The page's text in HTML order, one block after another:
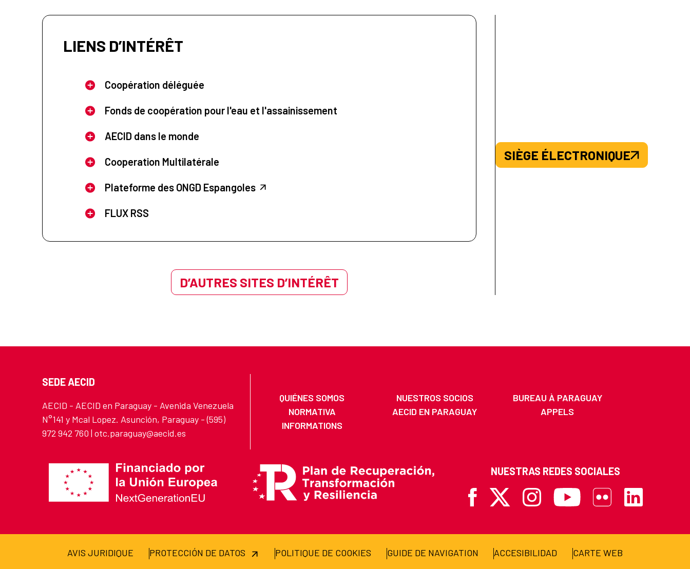
LIENS D’INTÉRÊT
Coopération déléguée
Fonds de coopération pour l'eau et l'assainissement
AECID dans le monde
Cooperation Multilatérale
Plateforme des ONGD Espangoles
FLUX RSS
D’AUTRES SITES D’INTÉRÊT
SIÈGE ÉLECTRONIQUE
SEDE AECID
AECID - AECID en Paraguay - Avenida Venezuela
N°141 y Mcal Lopez. Asunción, Paraguay - (595)
972 942 760 | otc.paraguay@aecid.es
QUIÉNES SOMOS NUESTROS SOCIOS
BUREAU À PARAGUAY
NORMATIVA
AECID EN PARAGUAY
APPELS
INFORMATIONS
NUESTRAS REDES SOCIALES
Facebook
X InstagramYoutube Flickr Linkedin
AVIS JURIDIQUE PROTECCIÓN DE DATOS POLITIQUE DE COOKIES GUIDE DE NAVIGATION ACCESIBILIDAD CARTE WEB